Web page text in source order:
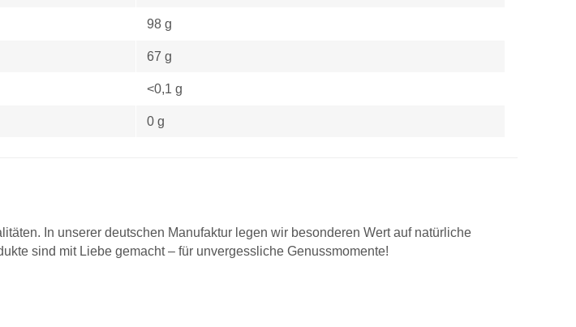
98 g
67 g
<0,1 g
0 g
In unserer deutschen Manufaktur legen wir besonderen Wert auf natürliche
sind mit Liebe gemacht – für unvergessliche Genussmomente!